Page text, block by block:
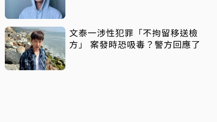
文泰一涉性犯罪「不拘留移送檢
方」 案發時恐吸毒？警方回應了